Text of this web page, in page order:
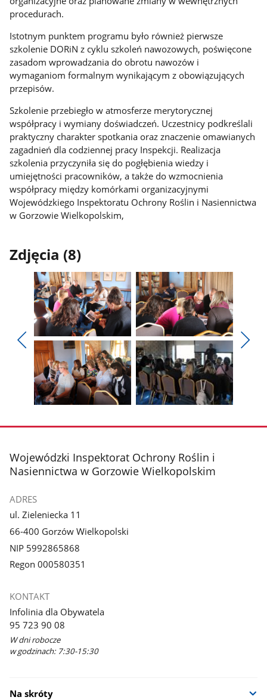
procedurach.
Istotnym punktem programu było również pierwsze
szkolenie DORiN z cyklu szkoleń nawozowych, poświęcone
zasadom wprowadzania do obrotu nawozów i
wymaganiom formalnym wynikającym z obowiązujących
przepisów.
Szkolenie przebiegło w atmosferze merytorycznej
współpracy i wymiany doświadczeń. Uczestnicy podkreślali
praktyczny charakter spotkania oraz znaczenie omawianych
zagadnień dla codziennej pracy Inspekcji. Realizacja
szkolenia przyczyniła się do pogłębienia wiedzy i
umiejętności pracowników, a także do wzmocnienia
współpracy między komórkami organizacyjnymi
Wojewódzkiego Inspektoratu Ochrony Roślin i Nasiennictwa
w Gorzowie Wielkopolskim,
Zdjęcia (8)
Pokaż
poprzednie
zdjęcia
Pokaż
zdjęcie
1
z
galerii.
Pokaż
zdjęcie
2
z
galerii.
zdjęcie
galerii.
zdjęcie
galerii.
stopka
Wojewódzki Inspektorat Ochrony Roślin i
Nasiennictwa w Gorzowie Wielkopolskim
ADRES
ul. Zieleniecka 11
66-400 Gorzów Wielkopolski
NIP 5992865868
Regon 000580351
KONTAKT
Infolinia dla Obywatela
95 723 90 08
W dni robocze
w godzinach: 7:30-15:30
Na skróty